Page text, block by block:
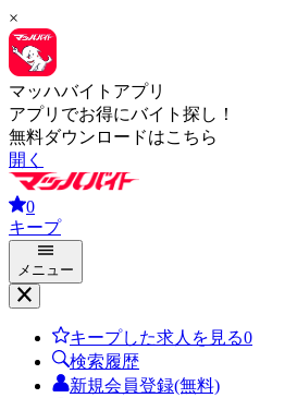
×
マッハバイトアプリ
アプリでお得にバイト探し！
無料ダウンロードはこちら
開く
0
キープ
メニュー
キープした求人を見る0
検索履歴
新規会員登録(無料)